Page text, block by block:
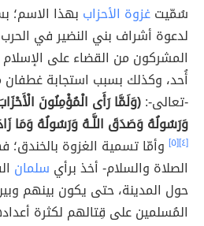
سُمّيتغزوة الأحزاب بهذا الاسم؛
لدعوة أشراف بني النضير في
المشركون من القضاء على
أُحد، وكذلك بسبب استجابة غطفان
-تعالى-:(وَلَمَّا رَأَى الْمُؤْمِنُونَ
وَرَسُولُهُ وَصَدَقَ اللَّـهُ وَرَسُولُهُ وَمَا
[٤] [٥]
وأمّا تسمية الغزوة بالخندق؛
الصلاة والسلام- أخذ برأي سلمان
حول المدينة، حتى يكون بينهم
المُسلمين على قِتالهم لكثرة